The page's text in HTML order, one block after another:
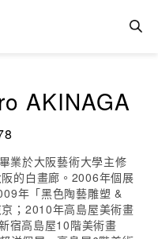
AKINAGA
業於大阪藝術大學主修
的白畫廊。2006年個展
年「黑色陶藝雕塑 &
；2010年高島屋美術畫
宿高島屋10階美術畫